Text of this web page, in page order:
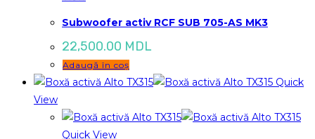
Subwoofer activ RCF SUB 705-AS MK3
22,500.00 MDL
Adaugă în coș
Quick
View
Quick View